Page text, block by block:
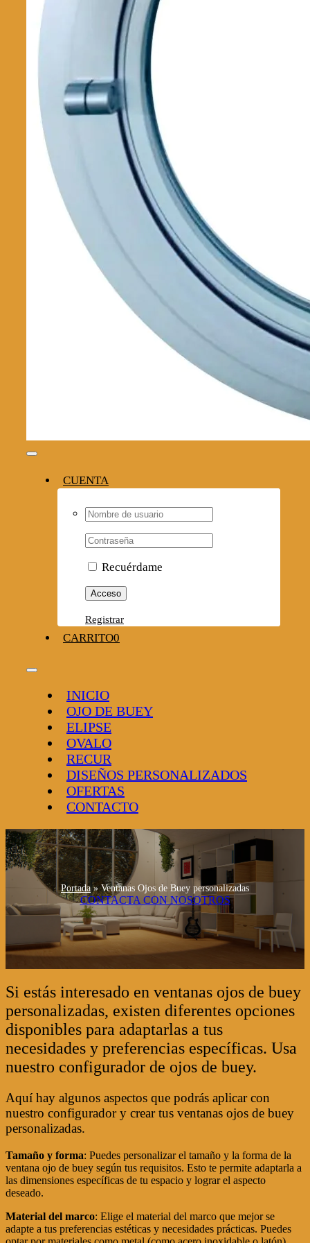
Toggle
CUENTA
Username:
Contraseña
Recuérdame
Registrar
CARRITO0
Toggle
INICIO
OJO DE BUEY
ELIPSE
OVALO
RECUR
DISEÑOS PERSONALIZADOS
OFERTAS
CONTACTO
Portada»Ventanas Ojos de Buey personalizadas
CONTACTA CON NOSOTROS
Si estás interesado en ventanas ojos de buey
personalizadas, existen diferentes opciones
disponibles para adaptarlas a tus
necesidades y preferencias específicas. Usa
nuestro configurador de ojos de buey.
Aquí hay algunos aspectos que podrás aplicar con
nuestro configurador y crear tus ventanas ojos de buey
personalizadas.
Tamaño y forma: Puedes personalizar el tamaño y la forma de la
ventana ojo de buey según tus requisitos. Esto te permite adaptarla a
las dimensiones específicas de tu espacio y lograr el aspecto
deseado.
Material del marco: Elige el material del marco que mejor se
adapte a tus preferencias estéticas y necesidades prácticas. Puedes